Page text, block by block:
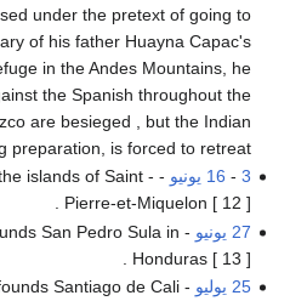
under the pretext of going to
of his father Huayna Capac's
in the Andes Mountains, he
the Spanish throughout the
are besieged , but the Indian
preparation, is forced to retreat.
3
- 16 يونيو
islands of Saint -
Pierre-et-Miquelon [ 12 ] .
27 يونيو
San Pedro Sula in
Honduras [ 13 ] .
25 يوليو
Santiago de Cali